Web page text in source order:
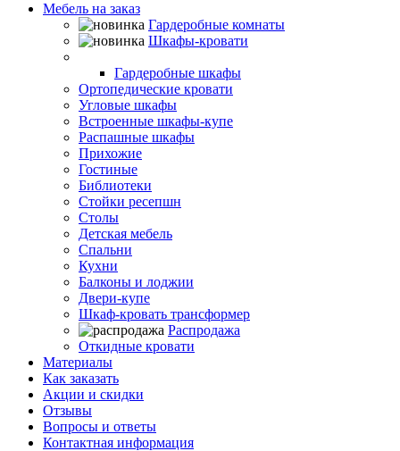
Мебель на заказ
Гардеробные комнаты
Шкафы-кровати
Гардеробные шкафы
Ортопедические кровати
Угловые шкафы
Встроенные шкафы-купе
Распашные шкафы
Прихожие
Гостиные
Библиотеки
Стойки ресепшн
Столы
Детская мебель
Спальни
Кухни
Балконы и лоджии
Двери-купе
Шкаф-кровать трансформер
Распродажа
Откидные кровати
Материалы
Как заказать
Акции и скидки
Отзывы
Вопросы и ответы
Контактная информация